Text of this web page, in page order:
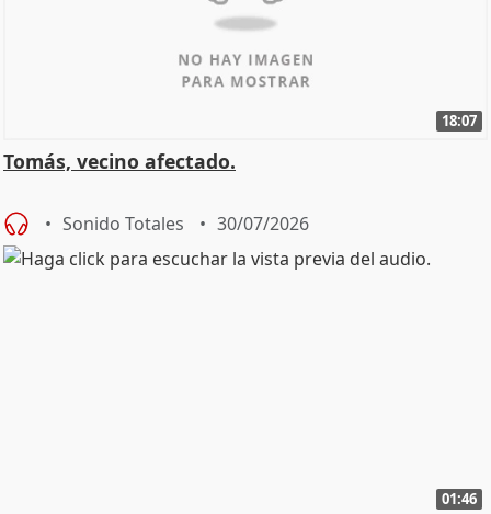
18:07
Tomás, vecino afectado.
Sonido Totales 30/07/2026
01:46